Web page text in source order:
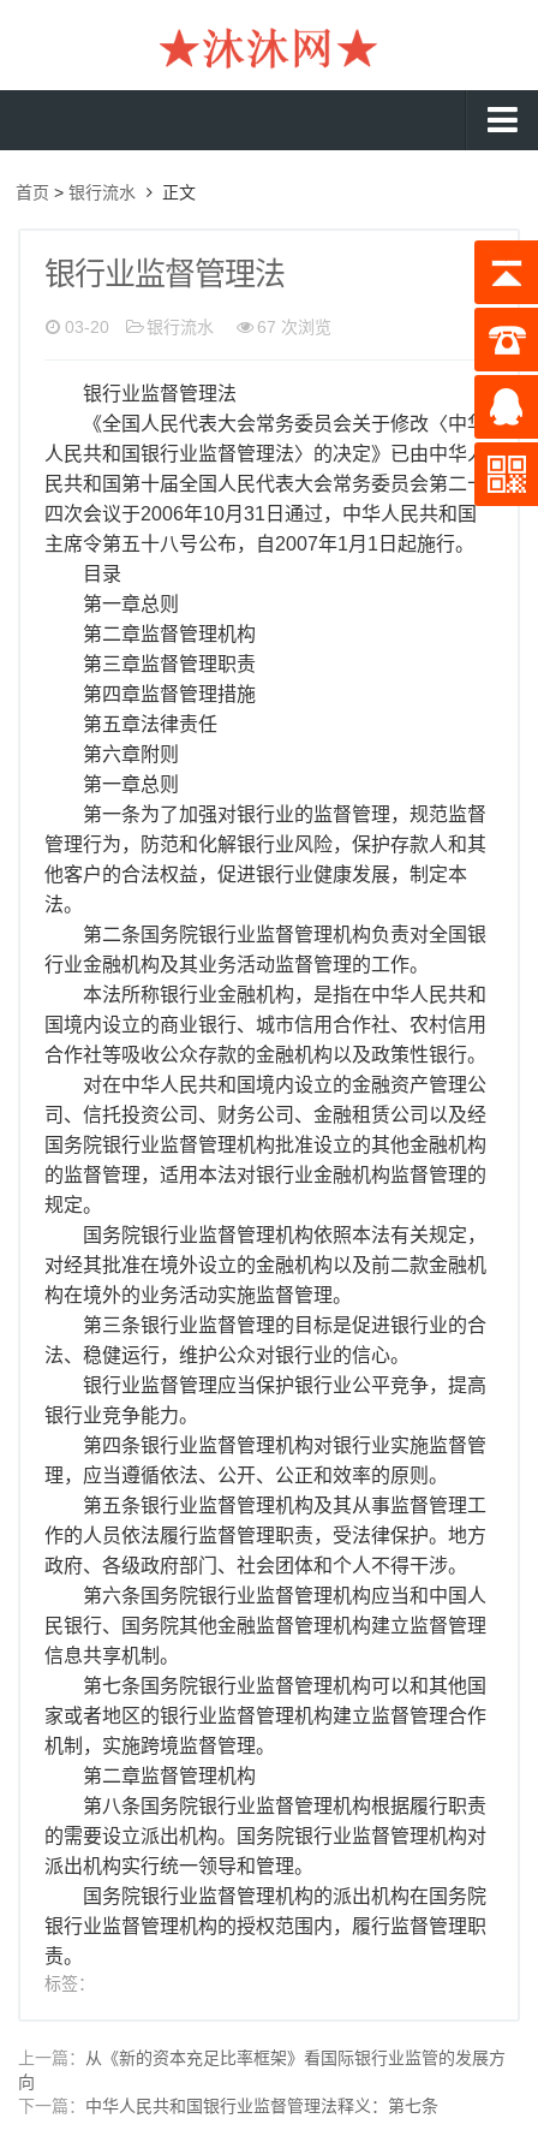
工资流水
收入证明
存款证明
在职证明
离职证明
首页 >银行流水 正文
银行业监督管理法
03-20 银行流水 67 次浏览
银行业监督管理法
《全国人民代表大会常务委员会关于修改〈中华
人民共和国银行业监督管理法〉的决定》已由中华人
民共和国第十届全国人民代表大会常务委员会第二十
四次会议于2006年10月31日通过，中华人民共和国
主席令第五十八号公布，自2007年1月1日起施行。
目录
第一章总则
第二章监督管理机构
第三章监督管理职责
第四章监督管理措施
第五章法律责任
第六章附则
第一章总则
第一条为了加强对银行业的监督管理，规范监督
管理行为，防范和化解银行业风险，保护存款人和其
他客户的合法权益，促进银行业健康发展，制定本
法。
第二条国务院银行业监督管理机构负责对全国银
行业金融机构及其业务活动监督管理的工作。
本法所称银行业金融机构，是指在中华人民共和
国境内设立的商业银行、城市信用合作社、农村信用
合作社等吸收公众存款的金融机构以及政策性银行。
对在中华人民共和国境内设立的金融资产管理公
司、信托投资公司、财务公司、金融租赁公司以及经
国务院银行业监督管理机构批准设立的其他金融机构
的监督管理，适用本法对银行业金融机构监督管理的
规定。
国务院银行业监督管理机构依照本法有关规定，
对经其批准在境外设立的金融机构以及前二款金融机
构在境外的业务活动实施监督管理。
第三条银行业监督管理的目标是促进银行业的合
法、稳健运行，维护公众对银行业的信心。
银行业监督管理应当保护银行业公平竞争，提高
银行业竞争能力。
第四条银行业监督管理机构对银行业实施监督管
理，应当遵循依法、公开、公正和效率的原则。
第五条银行业监督管理机构及其从事监督管理工
作的人员依法履行监督管理职责，受法律保护。地方
政府、各级政府部门、社会团体和个人不得干涉。
第六条国务院银行业监督管理机构应当和中国人
民银行、国务院其他金融监督管理机构建立监督管理
信息共享机制。
第七条国务院银行业监督管理机构可以和其他国
家或者地区的银行业监督管理机构建立监督管理合作
机制，实施跨境监督管理。
第二章监督管理机构
第八条国务院银行业监督管理机构根据履行职责
的需要设立派出机构。国务院银行业监督管理机构对
派出机构实行统一领导和管理。
国务院银行业监督管理机构的派出机构在国务院
银行业监督管理机构的授权范围内，履行监督管理职
责。
标签：
上一篇： 从《新的资本充足比率框架》看国际银行业监管的发展方
向
下一篇： 中华人民共和国银行业监督管理法释义：第七条